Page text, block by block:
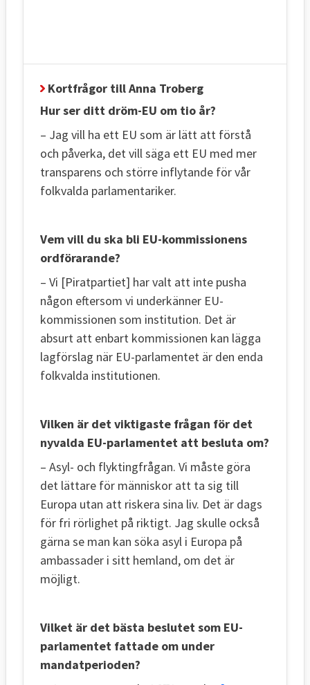
Kortfrågor till Anna Troberg
Hur ser ditt dröm-EU om tio år?
– Jag vill ha ett EU som är lätt att förstå
och påverka, det vill säga ett EU med mer
transparens och större inflytande för vår
folkvalda parlamentariker.
Vem vill du ska bli EU-kommissionens
ordförarande?
– Vi [Piratpartiet] har valt att inte pusha
någon eftersom vi underkänner EU-
kommissionen som institution. Det är
absurt att enbart kommissionen kan lägga
lagförslag när EU-parlamentet är den enda
folkvalda institutionen.
Vilken är det viktigaste frågan för det
nyvalda EU-parlamentet att besluta om?
– Asyl- och flyktingfrågan. Vi måste göra
det lättare för människor att ta sig till
Europa utan att riskera sina liv. Det är dags
för fri rörlighet på riktigt. Jag skulle också
gärna se man kan söka asyl i Europa på
ambassader i sitt hemland, om det är
möjligt.
Vilket är det bästa beslutet som EU-
parlamentet fattade om under
mandatperioden?